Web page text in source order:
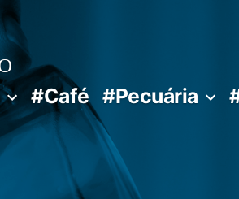
#Café #Pecuária